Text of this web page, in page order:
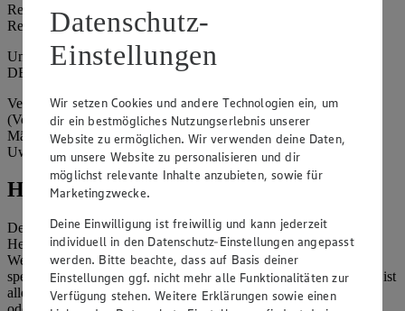
Registergericht: Amtsgericht Freiburg i.B.
Registernummer: HRA 707629
Umsatzsteuer-Identifikationsnummer gem. § 27a UStG:
DE815916131
Vertretungsberechtigte: Rainer Huber (Sprecher)
(Vorstandsmitglied), Klaus Fickert (Vorstandsmitglied), Jürgen
Mäder (Vorstandsmitglied), Patrick Mogck (Vorstandsmitglied),
Uwe Kohler
Hinweise
Der Inhalt dieser Website ist urheberrechtlich geschützt. Der
Herausgeber gewährt Ihnen jedoch das Recht, den auf dieser
Website bereitgestellten Text ganz oder ausschnittsweise zu
speichern und zu vervielfältigen. Aus Gründen des Urheberrechts ist
allerdings die Speicherung und Vervielfältigung von Bildmaterial
Datenschutz-
Einstellungen
Wir setzen Cookies und andere Technologien ein, um
dir ein bestmögliches Nutzungserlebnis unserer
Website zu ermöglichen. Wir verwenden deine Daten,
um unsere Website zu personalisieren und dir
möglichst relevante Inhalte anzubieten, sowie für
Marketingzwecke.
Deine Einwilligung ist freiwillig und kann jederzeit
individuell in den Datenschutz-Einstellungen angepasst
werden. Bitte beachte, dass auf Basis deiner
Einstellungen ggf. nicht mehr alle Funktionalitäten zur
Verfügung stehen. Weitere Erklärungen sowie einen